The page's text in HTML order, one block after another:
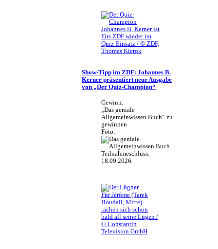
Johannes B. Kerner ist
fürs ZDF wieder im
Quiz-Einsatz / © ZDF,
Thomas Kierok
Show-Tipp im ZDF: Johannes B.
Kerner präsentiert neue Ausgabe
von „Der Quiz-Champion“
Gewinn:
„Das geniale
Allgemeinwissen Buch“ zu
gewinnen
Foto:
Teilnahmeschluss:
18.09.2026
Für Jérôme (Tarek
Boudali, Mitte)
rächen sich schon
bald all seine Lügen /
© Constantin
Television GmbH